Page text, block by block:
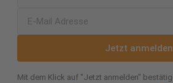
Jetzt anmelden
Mit dem Klick auf "Jetzt anmelden"